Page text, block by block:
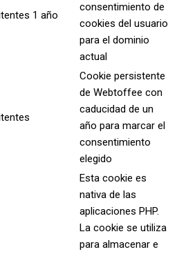
1 año
consentimiento de
cookies del usuario
para el dominio
actual
Cookie persistente
de Webtoffee con
caducidad de un
año para marcar el
consentimiento
elegido
Esta cookie es
nativa de las
aplicaciones PHP.
La cookie se utiliza
para almacenar e